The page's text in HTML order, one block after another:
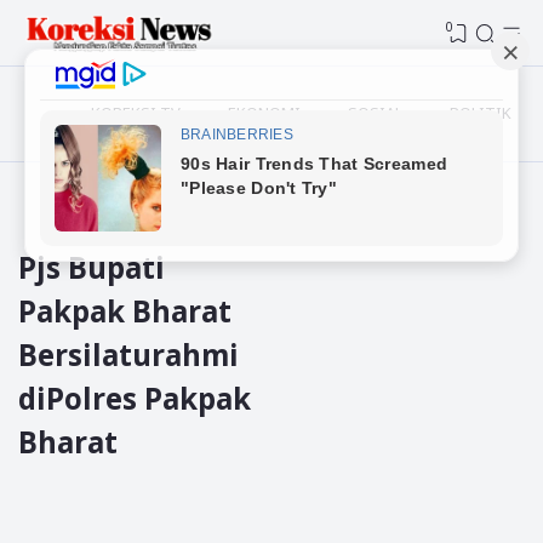
0
KOREKSI TV EKONOMI SOSIAL POLITIK
Beranda Pakpak Bharat
Pjs Bupati
Pakpak Bharat
Bersilaturahmi
diPolres Pakpak
Bharat